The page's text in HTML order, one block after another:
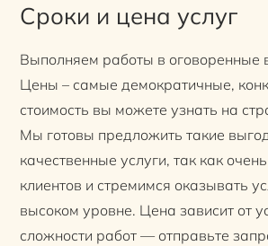
Сроки и цена услуг
Выполняем работы в оговоренные
Цены – самые демократичные,
стоимость вы можете узнать на
Мы готовы предложить такие
качественные услуги, так как
клиентов и стремимся оказывать
высоком уровне. Цена зависит от
сложности работ — отправьте